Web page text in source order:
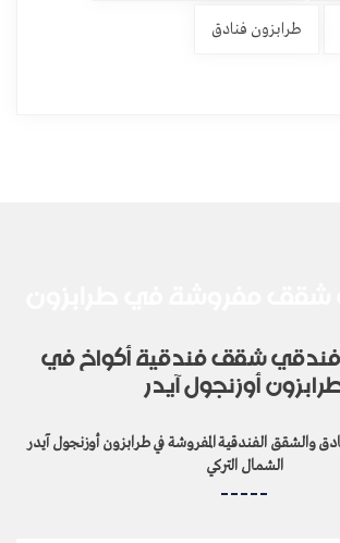
طرابزون فنادق
شقق فندقية أكواخ في
أوزنجول آيدر
والشقق الفندقية المفروشة في طرابزون أوزنجول آيدر
الشمال التركي